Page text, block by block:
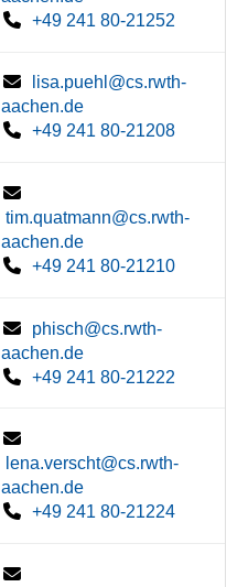
+49 241 80-21252
lisa.puehl@cs.rwth-
aachen.de
+49 241 80-21208
tim.quatmann@cs.rwth-
aachen.de
+49 241 80-21210
phisch@cs.rwth-
aachen.de
+49 241 80-21222
lena.verscht@cs.rwth-
aachen.de
+49 241 80-21224